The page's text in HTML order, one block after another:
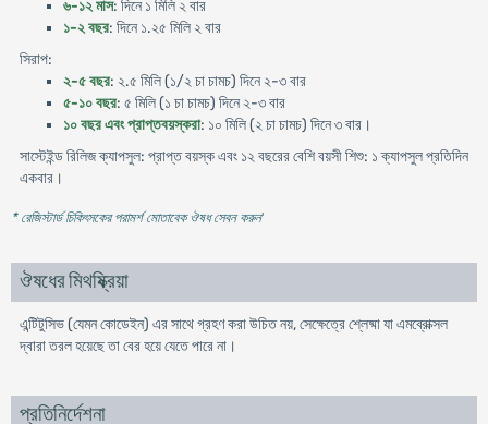
৬-১২ মাস: দিনে ১ মিলি ২ বার
১-২ বছর: দিনে ১.২৫ মিলি ২ বার
সিরাপ:
২-৫ বছর: ২.৫ মিলি (১/২ চা চামচ) দিনে ২-৩ বার
৫-১০ বছর: ৫ মিলি (১ চা চামচ) দিনে ২-৩ বার
১০ বছর এবং প্রাপ্তবয়স্করা: ১০ মিলি (২ চা চামচ) দিনে ৩ বার।
সাস্টেইন্ড রিলিজ ক্যাপসুল: প্রাপ্ত বয়স্ক এবং ১২ বছরের বেশি বয়সী শিশু: ১ ক্যাপসুল প্রতিদিন
একবার।
* রেজিস্টার্ড চিকিৎসকের পরামর্শ মোতাবেক ঔষধ সেবন করুন'
ঔষধের মিথষ্ক্রিয়া
এন্টিটুসিভ (যেমন কোডেইন) এর সাথে গ্রহণ করা উচিত নয়, সেক্ষেত্রে শ্লেষ্মা যা এমব্রোক্সল
দ্বারা তরল হয়েছে তা বের হয়ে যেতে পারে না।
প্রতিনির্দেশনা